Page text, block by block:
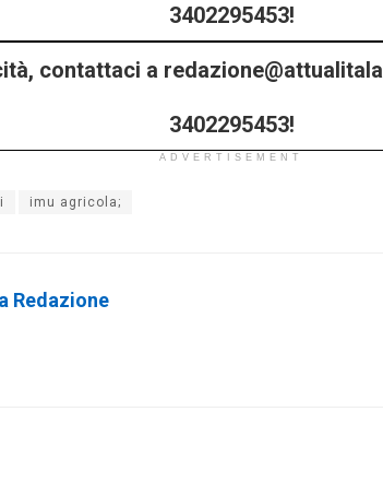
3402295453!
contattaci a
3402295453!
ADVERTISEMENT
imu agricola;
Redazione